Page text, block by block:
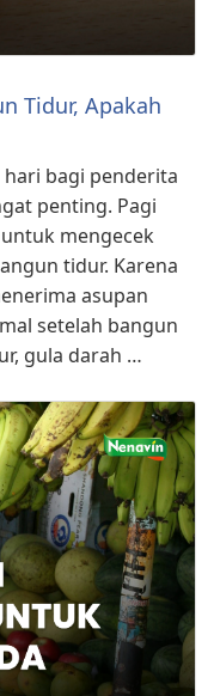
Tidur, Apakah
bagi penderita
penting. Pagi
mengecek
tidur. Karena
asupan
setelah bangun
gula darah …